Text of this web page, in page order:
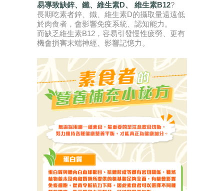
易導致缺鋅、鐵、維生素D、 維生素B12?
長期吃素者鋅、鐵、維生素D的攝取量遠遠低
於肉食者，會影響免疫系統、認知能力。
而缺乏維生素B12，容易引發慢性疲勞、更有
機會損害末端神經、影響記憶力。